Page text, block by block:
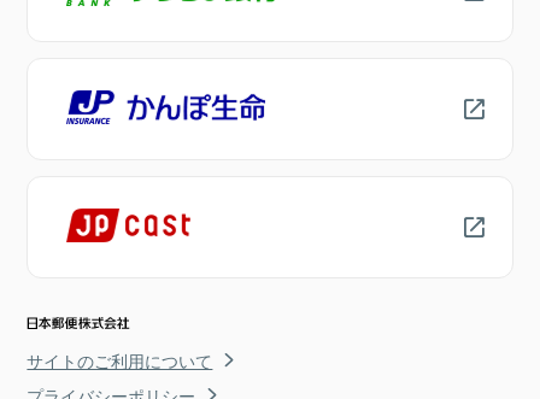
サイトのご利用について